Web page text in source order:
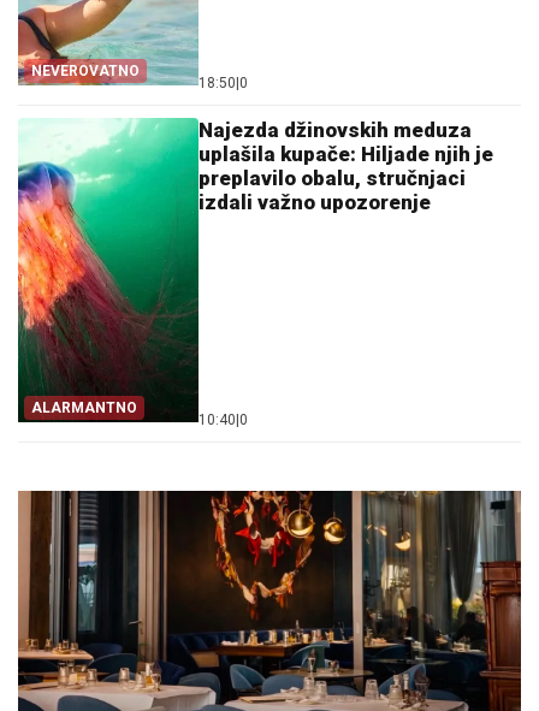
NEVEROVATNO
18:50|0
ALARMANTNO
Najezda džinovskih meduza
uplašila kupače: Hiljade njih je
preplavilo obalu, stručnjaci
izdali važno upozorenje
10:40|0